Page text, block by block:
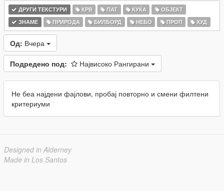
ДРУГИ ТЕКСТУРИ КРВ ПАТ КУЌА
ОБЈЕКТ
ЗНАМЕ
ПРИРОДА БИЛБОРД НЕБО ПРОП ХУД
Од: Вчера
Подредено под: Највисоко Рангирани
Не беа најдени фајлови, пробај повторно и смени филтени
критериуми
Designed in Alderney
Made in Los Santos